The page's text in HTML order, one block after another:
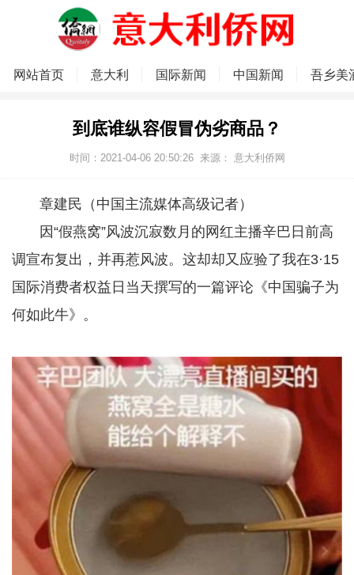
网站首页 意大利 国际新闻 中国新闻 吾乡美
到底谁纵容假冒伪劣商品？
时间：2021-04-06 20:50:26 来源： 意大利侨网
章建民（中国主流媒体高级记者）
因“假燕窝”风波沉寂数月的网红主播辛巴日前高
调宣布复出，并再惹风波。这却却又应验了我在3·15
国际消费者权益日当天撰写的一篇评论《中国骗子为
何如此牛》。